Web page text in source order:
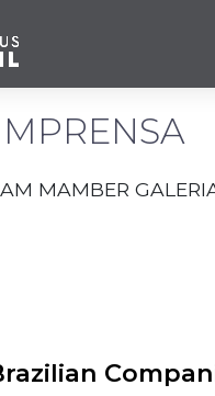
MAMBER